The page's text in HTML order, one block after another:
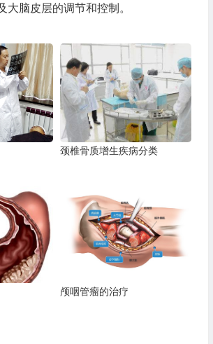
大脑皮层的调节和控制。
颈椎骨质增生疾病分类
颅咽管瘤的治疗